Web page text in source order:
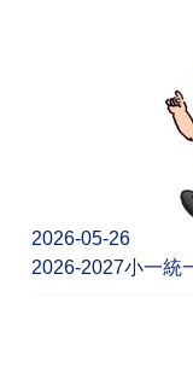
2026-05-26
2026-2027小一統